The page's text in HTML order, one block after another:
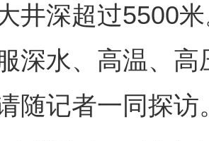
井深超过5500
深水、高温、
随记者一同探访